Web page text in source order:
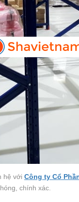
hệ với Công ty Cổ
chính xác.